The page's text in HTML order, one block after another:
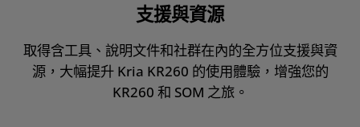
支援與資源
取得含工具、說明文件和社群在內的全方位支援與資
源，大幅提升 Kria KR260 的使用體驗，增強您的
KR260 和 SOM 之旅。